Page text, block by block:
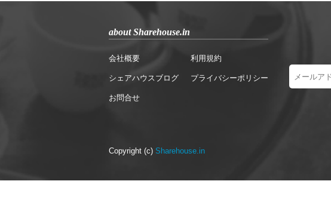
about Sharehouse.in
会社概要
シェアハウスブログ
お問合せ
利用規約
プライバシーポリシー
Copyright (c) Sharehouse.in